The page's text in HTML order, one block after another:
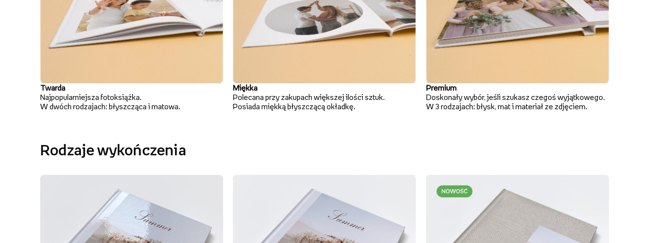
Twarda
Najpopularniejsza fotoksiążka.
W dwóch rodzajach: błyszcząca i matowa.
Miękka
Polecana przy zakupach większej ilości sztuk.
Posiada miękką błyszczącą okładkę.
Premium
Doskonały wybór, jeśli szukasz czegoś wyjątkowego.
W 3 rodzajach: błysk, mat i materiał ze zdjęciem.
Rodzaje wykończenia